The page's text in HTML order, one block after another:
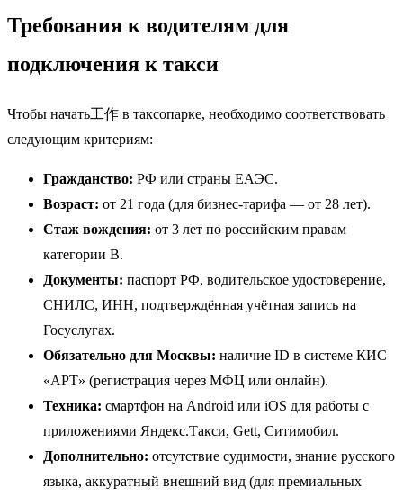
Требования к водителям для
подключения к такси
Чтобы начать工作 в таксопарке, необходимо соответствовать
следующим критериям:
Гражданство: РФ или страны ЕАЭС.
Возраст: от 21 года (для бизнес-тарифа — от 28 лет).
Стаж вождения: от 3 лет по российским правам
категории B.
Документы: паспорт РФ, водительское удостоверение,
СНИЛС, ИНН, подтверждённая учётная запись на
Госуслугах.
Обязательно для Москвы: наличие ID в системе КИС
«АРТ» (регистрация через МФЦ или онлайн).
Техника: смартфон на Android или iOS для работы с
приложениями Яндекс.Такси, Gett, Ситимобил.
Дополнительно: отсутствие судимости, знание русского
языка, аккуратный внешний вид (для премиальных